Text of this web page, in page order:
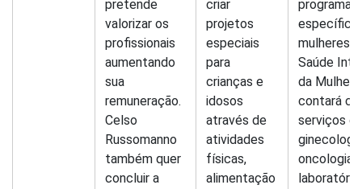
pretende
valorizar os
profissionais
aumentando
sua
remuneração.
Celso
Russomanno
também quer
concluir a
criar
projetos
especiais
para
crianças e
idosos
através de
atividades
físicas,
alimentação
programa
específico
mulheres
Saúde
da Mulher)
contará
serviços
oncologia,